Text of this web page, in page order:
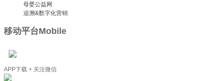
母婴公益网
追溯&数字化营销
移动平台Mobile
APP下载 + 关注微信